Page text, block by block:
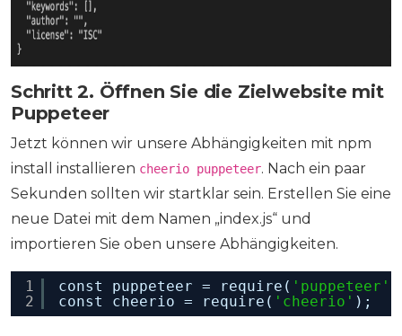
Schritt 2. Öffnen Sie die Zielwebsite mit
Puppeteer
Jetzt können wir unsere Abhängigkeiten mit npm
install installieren cheerio puppeteer. Nach ein paar
Sekunden sollten wir startklar sein. Erstellen Sie eine
neue Datei mit dem Namen „index.js“ und
importieren Sie oben unsere Abhängigkeiten.
1
2
const puppeteer = require( 'puppeteer'
const cheerio = require( 'cheerio' );